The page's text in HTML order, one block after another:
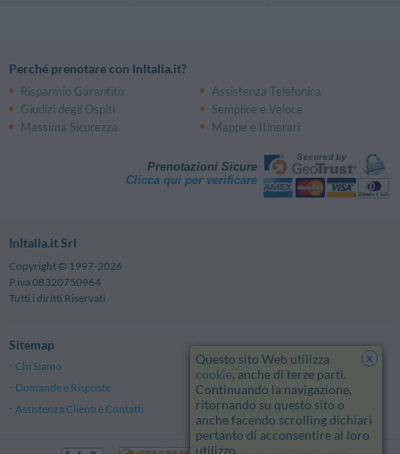
Perché prenotare con InItalia.it?
Risparmio Garantito
Assistenza Telefonica
Giudizi degli Ospiti
Semplice e Veloce
Massima Sicurezza
Mappe e Itinerari
Prenotazioni Sicure
Clicca qui per verificare
InItalia.it Srl
Copyright © 1997-2026
P.iva 08320750964
Tutti i diritti Riservati
Sitemap
Chi Siamo
Note Legali
Domande e Risposte
Privacy
Assistenza Clienti e Contatti
Termini e Condizioni generali
x
Questo sito Web utilizza
cookie, anche di terze parti.
Continuando la navigazione,
ritornando su questo sito o
anche facendo scrolling dichiari
pertanto di acconsentire al loro
utilizzo.